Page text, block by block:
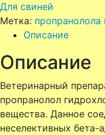
Для свиней
Метка:
Описание
Описание
Ветеринарный
пропранолол
вещества. Данное
неселективных бета-